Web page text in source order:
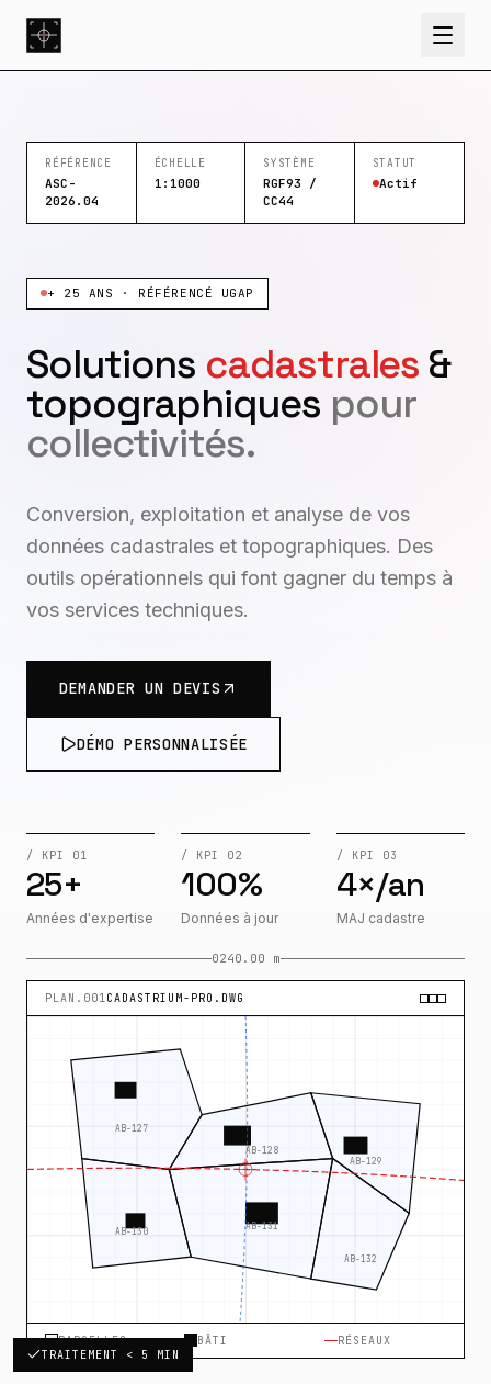
RÉFÉRENCE
ASC-
2026.04
ÉCHELLE
1:1000
SYSTÈME
RGF93 /
CC44
STATUT
Actif
+ 25 ANS · RÉFÉRENCÉ UGAP
Solutions cadastrales &
topographiques pour
collectivités.
Conversion, exploitation et analyse de vos
données cadastrales et topographiques. Des
outils opérationnels qui font gagner du temps à
vos services techniques.
DEMANDER UN DEVIS
DÉMO PERSONNALISÉE
/ KPI 01
25+
Années d'expertise
/ KPI 02
100%
Données à jour
/ KPI 03
4×/an
MAJ cadastre
0240.00 m
180.00 m
PLAN.001CADASTRIUM-PRO.DWG
AB-127
AB-128
AB-129
AB-130 AB-131
AB-132
PARCELLES BÂTI
RÉSEAUX
TRAITEMENT < 5 MIN